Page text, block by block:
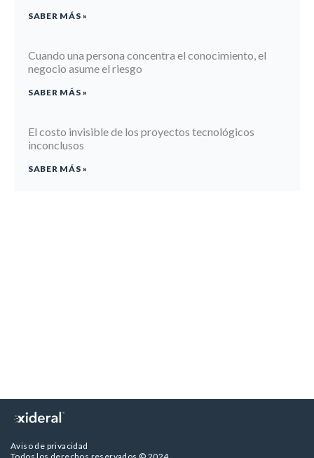
SABER MÁS »
Cuando una persona concentra el conocimiento, el
negocio asume el riesgo
SABER MÁS »
El costo invisible de los proyectos tecnológicos
inconclusos
SABER MÁS »
Aviso de privacidad